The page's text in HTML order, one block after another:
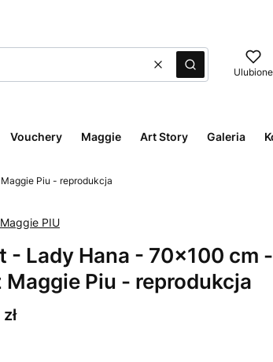
WyczyśćSzukaj Ulubione
Vouchery Maggie Art Story Galeria
Piu - reprodukcja
PIU
- Lady Hana - 70x100 cm
Maggie Piu - reprodukcja